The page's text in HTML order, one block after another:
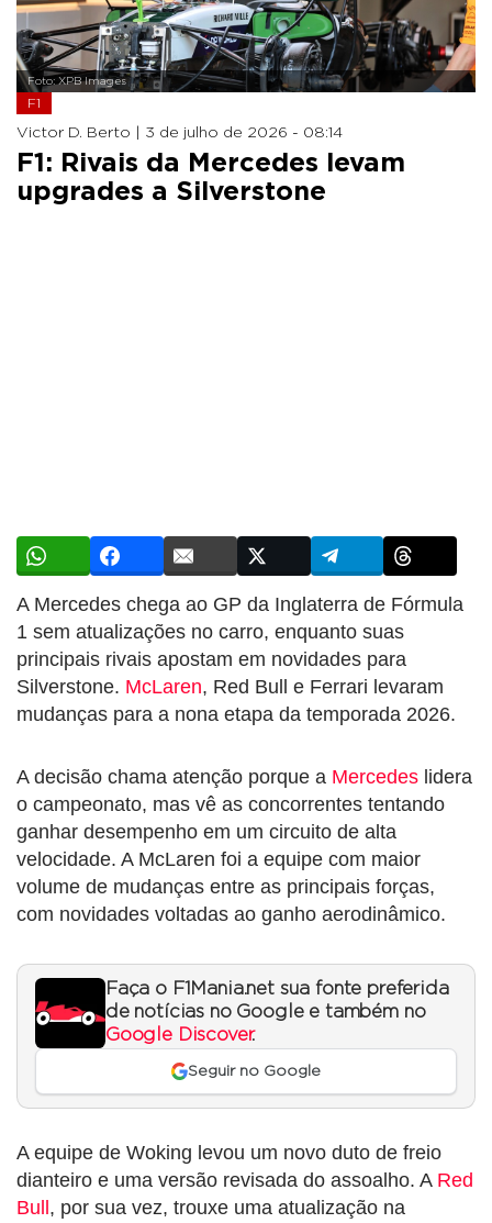
Foto: XPB Images
F1
Victor D. Berto | 3 de julho de 2026 - 08:14
F1: Rivais da Mercedes levam
upgrades a Silverstone
A Mercedes chega ao GP da Inglaterra de Fórmula
1 sem atualizações no carro, enquanto suas
principais rivais apostam em novidades para
Silverstone. McLaren, Red Bull e Ferrari levaram
mudanças para a nona etapa da temporada 2026.
A decisão chama atenção porque a Mercedes lidera
o campeonato, mas vê as concorrentes tentando
ganhar desempenho em um circuito de alta
velocidade. A McLaren foi a equipe com maior
volume de mudanças entre as principais forças,
com novidades voltadas ao ganho aerodinâmico.
Faça o F1Mania.net sua fonte preferida
de notícias no Google e também no
Google Discover.
Seguir no Google
A equipe de Woking levou um novo duto de freio
dianteiro e uma versão revisada do assoalho. A Red
Bull , por sua vez, trouxe uma atualização na